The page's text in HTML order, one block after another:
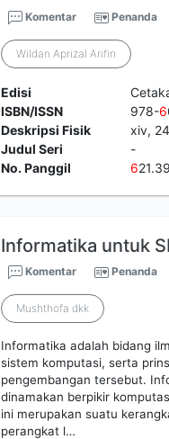
Komentar Penanda
Wildan Aprizal Arifin
Edisi
ISBN/ISSN
978-6
Deskripsi Fisik
xiv,
Judul Seri
-
No. Panggil
6
Informatika untuk
Komentar Penanda
Mushthofa dkk
Informatika adalah bidang
sistem komputasi, serta
pengembangan tersebut.
dinamakan berpikir
ini merupakan suatu
perangkat l…